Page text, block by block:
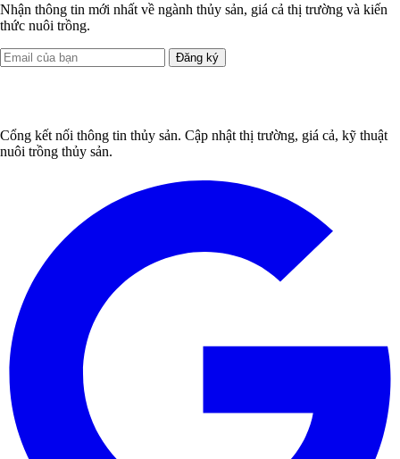
Nhận thông tin mới nhất về ngành thủy sản, giá cả thị trường và kiến
thức nuôi trồng.
Đăng ký
Cổng kết nối thông tin thủy sản. Cập nhật thị trường, giá cả, kỹ thuật
nuôi trồng thủy sản.